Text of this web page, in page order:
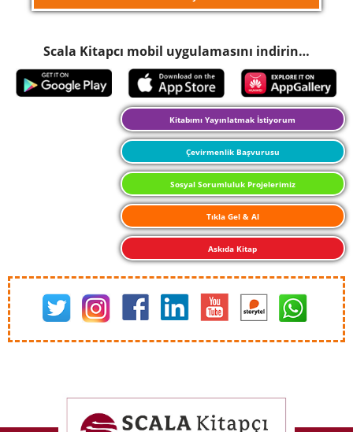
Scala Kitapcı mobil uygulamasını indirin…
Kitabımı Yayınlatmak İstiyorum
Çevirmenlik Başvurusu
Sosyal Sorumluluk Projelerimiz
Tıkla Gel & Al
Askıda Kitap